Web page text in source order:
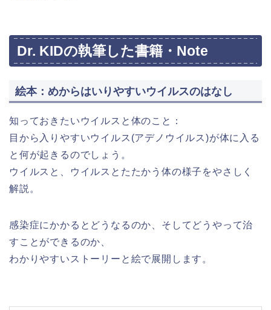
Dr. KIDの執筆した書籍・Note
絵本：めからはいりやすいウイルスのはなし
知っておきたいウイルスと体のこと：
目から入りやすいウイルス(アデノウイルス)が体に入る
と何が起きるのでしょう。
ウイルスと、ウイルスとたたかう体の様子をやさしく
解説。
感染症にかかるとどうなるのか、そしてどうやって治
すことができるのか、
わかりやすいストーリーと絵で展開します。